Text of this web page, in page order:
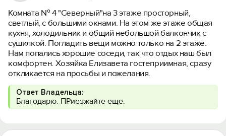
Комната № 4 "Северный"на 3 этаже просторный,
светлый, с большими окнами. На этом же этаже общая
кухня, холодильник и общий небольшой балкончик с
сушилкой. Погладить вещи можно только на 2 этаже.
Нам попались хорошие соседи, так что отдых наш был
комфортен. Хозяйка Елизавета гостеприимная, сразу
откликается на просьбы и пожелания.
Ответ Владельца:
Благодарю. ПРиезжайте еще.